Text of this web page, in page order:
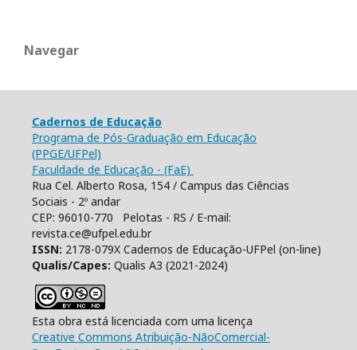
Navegar
Cadernos de Educação
Programa de Pós-Graduação em Educação
(PPGE/UFPel)
Faculdade de Educação - (FaE)
Rua Cel. Alberto Rosa, 154 / Campus das Ciências
Sociais - 2º andar
CEP: 96010-770 Pelotas - RS / E-mail:
revista.ce@ufpel.edu.br
ISSN: 2178-079X Cadernos de Educação-UFPel (on-line)
Qualis/Capes: Qualis A3 (2021-2024)
Esta obra está licenciada com uma licença
Creative Commons Atribuição-NãoComercial-